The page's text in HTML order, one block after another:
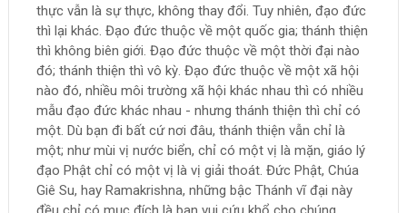
thực vẫn là sự thực, không thay đổi. Tuy nhiên, đạo đức
thì lại khác. Đạo đức thuộc về một quốc gia; thánh thiện
thì không biên giới. Đạo đức thuộc về một thời đại nào
đó; thánh thiện thì vô kỳ. Đạo đức thuộc về một xã hội
nào đó, nhiều môi trường xã hội khác nhau thì có nhiều
mẫu đạo đức khác nhau - nhưng thánh thiện thì chỉ có
một. Dù bạn đi bất cứ nơi đâu, thánh thiện vẫn chỉ là
một; như mùi vị nước biển, chỉ có một vị là mặn, giáo lý
đạo Phật chỉ có một vị là vị giải thoát. Đức Phật, Chúa
Giê Su, hay Ramakrishna, những bậc Thánh vĩ đại này